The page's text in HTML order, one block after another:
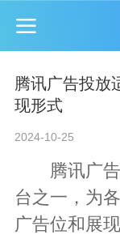
腾讯广告投放
现形式
2024-10-25
腾讯广告
台之一，为
广告位和展